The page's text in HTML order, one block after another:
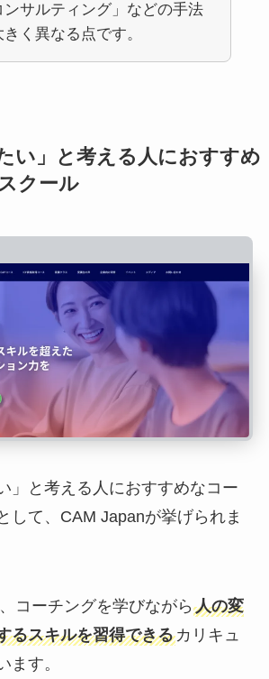
ンサルティング」などの手法
きく異なる点です。
い」と考える人におすすめ
クール
」と考える人におすすめなコー
して、CAM Japanが挙げられま
コーチングを学びながら 人の変
るスキルを習得できるカリキュ
ます。